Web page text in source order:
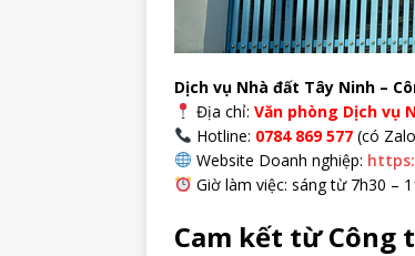
Dịch vụ Nhà đất Tây Ninh –
Địa chỉ: Văn phòng Dịch vụ
Hotline: 0784 869 577(có
Website Doanh nghiệp:
Giờ làm việc: sáng từ 7h30 –
Cam kết từ Công